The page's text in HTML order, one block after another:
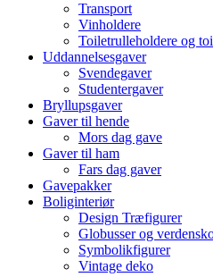
Transport
Vinholdere
Toiletrulleholdere og
Uddannelsesgaver
Svendegaver
Studentergaver
Bryllupsgaver
Gaver til hende
Mors dag gave
Gaver til ham
Fars dag gaver
Gavepakker
Boliginteriør
Design Træfigurer
Globusser og
Symbolikfigurer
Vintage deko